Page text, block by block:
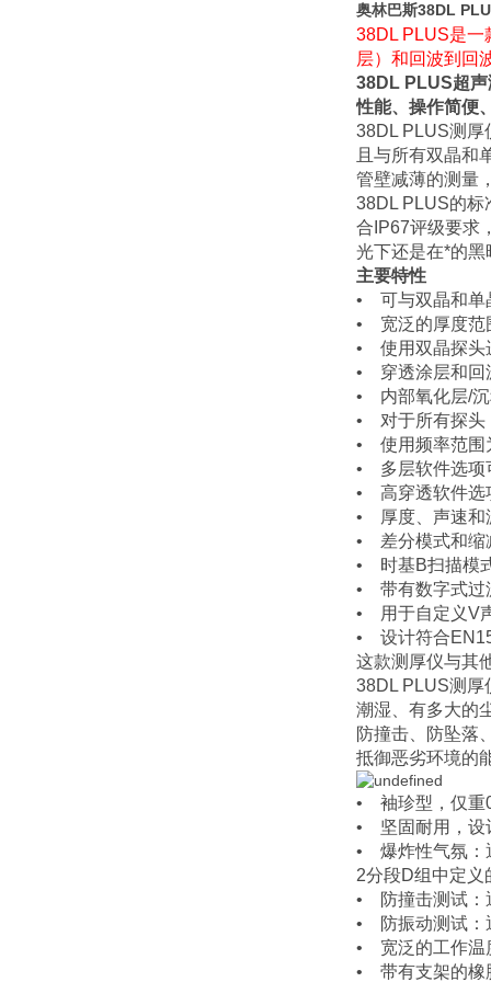
奥林巴斯38DL
38DL PLUS是一
层）和回波到回
38DL PLUS超声
性能、操作简便
38DL PLUS测厚
且与所有双晶和
管壁减薄的测量
38DL PLUS的标
合IP67评级要求
光下还是在*的黑
主要特性
• 可与双晶和单
• 宽泛的厚度范
• 使用双晶探头
• 穿透涂层和回
• 内部氧化层/
• 对于所有探头
• 使用频率范围
• 多层软件选项
• 高穿透软件选
• 厚度、声速和
• 差分模式和缩
• 时基B扫描模
• 带有数字式过
• 用于自定义V
• 设计符合
这款测厚仪与其
38DL PLUS测厚
潮湿、有多大的
防撞击、防坠落
抵御恶劣环境的
• 袖珍型，仅重
• 坚固耐用，设
• 爆炸性气氛：
2分段D组中定义
• 防撞击测试：
• 防振动测试：
• 宽泛的工作温
• 带有支架的橡